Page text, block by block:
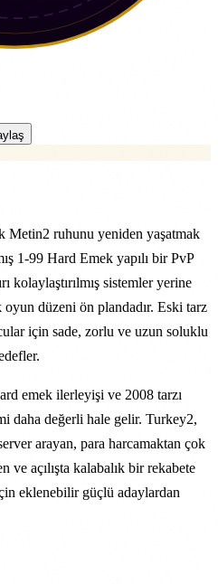
Metin2 ruhunu yeniden yaşatmak
1-99 Hard Emek yapılı bir PvP
kolaylaştırılmış sistemler yerine
düzeni ön plandadır. Eski tarz
için sade, zorlu ve uzun soluklu
emek ilerleyişi ve 2008 tarzı
daha değerli hale gelir. Turkey2,
arayan, para harcamaktan çok
ve açılışta kalabalık bir rekabete
eklenebilir güçlü adaylardan